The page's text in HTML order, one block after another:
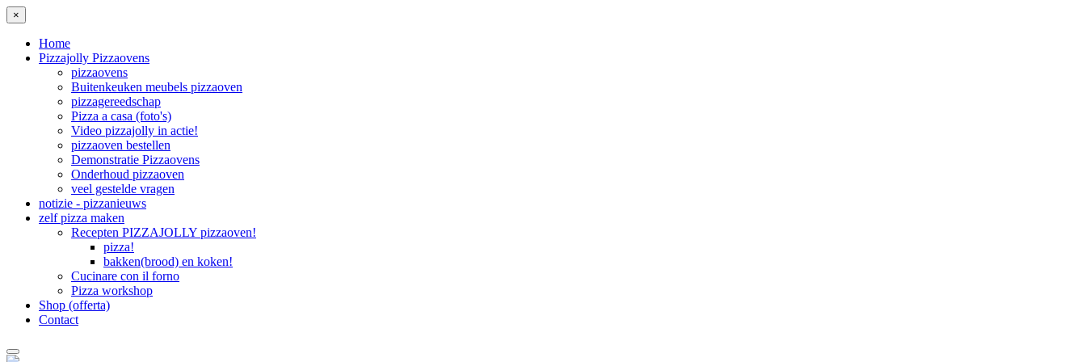
×
Home
Pizzajolly Pizzaovens
pizzaovens
Buitenkeuken meubels pizzaoven
pizzagereedschap
Pizza a casa (foto's)
Video pizzajolly in actie!
pizzaoven bestellen
Demonstratie Pizzaovens
Onderhoud pizzaoven
veel gestelde vragen
notizie - pizzanieuws
zelf pizza maken
Recepten PIZZAJOLLY pizzaoven!
pizza!
bakken(brood) en koken!
Cucinare con il forno
Pizza workshop
Shop (offerta)
Contact